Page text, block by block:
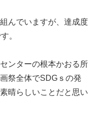
んでいますが、達成度
。
ンターの根本かおる所
祭全体でSDGｓの発
晴らしいことだと思い